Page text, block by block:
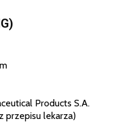
Products S.A.
przepisu lekarza)